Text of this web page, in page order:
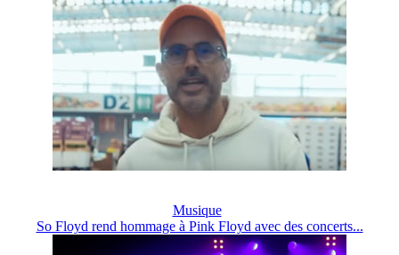
Musique
So Floyd rend hommage à Pink Floyd avec des concerts...